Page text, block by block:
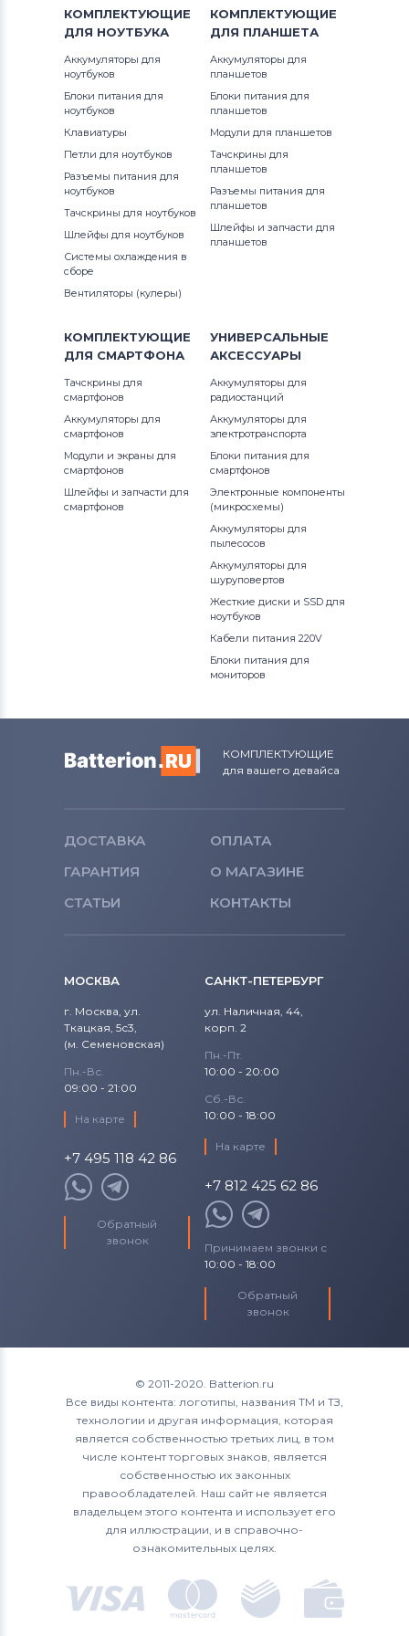
Тачскрины для планшетовiRu
TurboPad
Тачскрины для планшетов
Тачскрины для планшетовWindow
Тачскрины для планшетовDigma
Тачскрины для планшетов
Тачскрины для планшетов CHINA
Тачскрины для планшетов Airis
Тачскрины для планшетов
Тачскрины для планшетовToshiba
Тачскрины для планшетовAcer
Тачскрины для планшетовRitmix
Тачскрины для планшетовPingbo
Тачскрины для планшетовDEXP
Тачскрины для планшетов Fly
Тачскрины для планшетов Allfine
Тачскрины для планшетов
Тачскрины для планшетовEurocase
Тачскрины для планшетовMyTab
КОМПЛЕКТУЮЩИЕ
ДЛЯ НОУТБУКА
Аккумуляторы для
ноутбуков
Блоки питания для
ноутбуков
Клавиатуры
Петли для ноутбуков
Разъемы питания для
ноутбуков
Тачскрины для ноутбуков
Шлейфы для ноутбуков
Системы охлаждения в
сборе
Вентиляторы (кулеры)
КОМПЛЕКТУЮЩИЕ
ДЛЯ ПЛАНШЕТА
Аккумуляторы для
планшетов
Блоки питания для
планшетов
Модули для планшетов
Тачскрины для
планшетов
Разъемы питания для
планшетов
Шлейфы и запчасти для
планшетов
КОМПЛЕКТУЮЩИЕ
ДЛЯ СМАРТФОНА
Тачскрины для
смартфонов
Аккумуляторы для
смартфонов
Модули и экраны для
смартфонов
Шлейфы и запчасти для
смартфонов
УНИВЕРСАЛЬНЫЕ
АКСЕССУАРЫ
Аккумуляторы для
радиостанций
Аккумуляторы для
электротранспорта
Блоки питания для
смартфонов
Электронные компоненты
(микросхемы)
Аккумуляторы для
пылесосов
Аккумуляторы для
шуруповертов
Жесткие диски и SSD для
ноутбуков
Кабели питания 220V
Блоки питания для
мониторов
КОМПЛЕКТУЮЩИЕ
для вашего девайса
ДОСТАВКА
ОПЛАТА
ГАРАНТИЯ
О МАГАЗИНЕ
СТАТЬИ
КОНТАКТЫ
МОСКВА
г. Москва, ул.
Ткацкая, 5с3,
(м. Семеновская)
Пн.-Вс.
09:00 - 21:00
На карте
+7 495 118 42 86
Обратный
звонок
САНКТ-ПЕТЕРБУРГ
ул. Наличная, 44,
корп. 2
Пн.-Пт.
10:00 - 20:00
Сб.-Вс.
10:00 - 18:00
На карте
+7 812 425 62 86
Принимаем звонки с
10:00 - 18:00
Обратный
звонок
© 2011-2020. Batterion.ru
Все виды контента: логотипы, названия ТМ и ТЗ,
технологии и другая информация, которая
является собственностью третьих лиц, в том
числе контент торговых знаков, является
собственностью их законных
правообладателей. Наш сайт не является
владельцем этого контента и использует его
для иллюстрации, и в справочно-
ознакомительных целях.